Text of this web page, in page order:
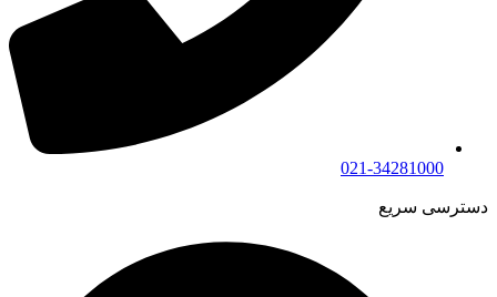
021-34281000
دسترسی سریع